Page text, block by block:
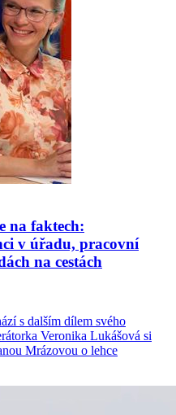
na faktech:
v úřadu, pracovní
na cestách
s dalším dílem svého
Veronika Lukášová si
Mrázovou o lehce